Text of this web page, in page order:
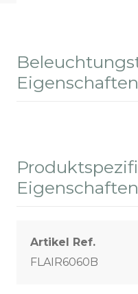
Eigenschaften
Eigenschaften
Artikel Ref.
FLAIR6060B